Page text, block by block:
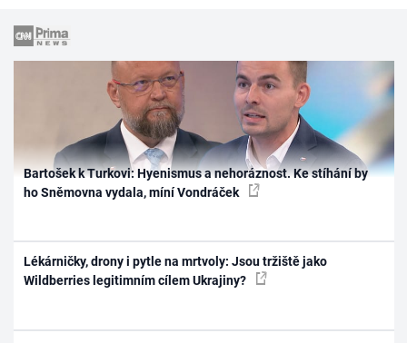
Bartošek k Turkovi: Hyenismus a nehoráznost. Ke stíhání by
ho Sněmovna vydala, míní Vondráček
Lékárničky, drony i pytle na mrtvoly: Jsou tržiště jako
Wildberries legitimním cílem Ukrajiny?